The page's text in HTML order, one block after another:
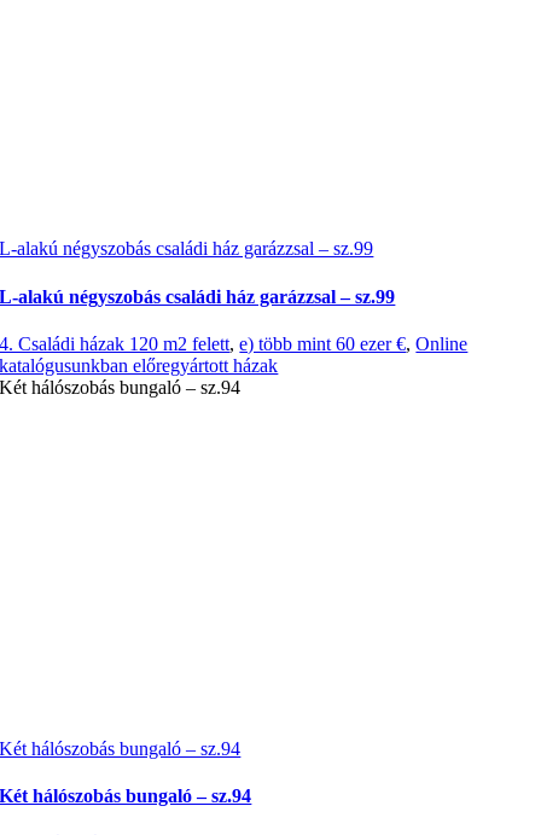
L-alakú négyszobás családi ház garázzsal – sz.99
L-alakú négyszobás családi ház garázzsal – sz.99
4. Családi házak 120 m2 felett,e) több mint 60 ezer €,Online
katalógusunkban előregyártott házak
Két hálószobás bungaló – sz.94
Két hálószobás bungaló – sz.94
Két hálószobás bungaló – sz.94